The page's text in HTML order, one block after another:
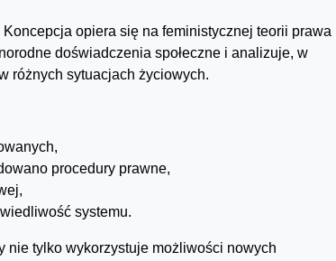
opiera się na feministycznej teorii prawa
doświadczenia społeczne i analizuje, w
różnych sytuacjach życiowych.
procedury prawne,
systemu.
nie tylko wykorzystuje możliwości nowych